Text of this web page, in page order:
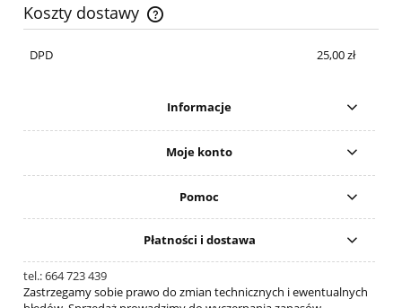
Koszty dostawy
Cena nie zawiera ewentualnych kosztów płatności
DPD
25,00 zł
Informacje
Moje konto
Pomoc
Płatności i dostawa
tel.: 664 723 439
Zastrzegamy sobie prawo do zmian technicznych i ewentualnych